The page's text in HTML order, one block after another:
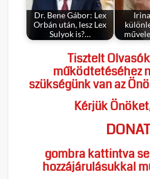
Dr. Bene Gábor: Lex
Orbán után, lesz Lex
Sulyok is?…
Tisztelt
működtetéséhez
szükségünk van az
Kérjük
gombra kattintva
hozzájárulásukkal